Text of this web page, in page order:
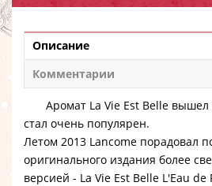
Описание
Комментарии
Аромат La Vie Est Belle вышел
стал очень популярен.
Летом 2013 Lancome порадовал
оригинального издания более
версией - La Vie Est Belle L'Eau de